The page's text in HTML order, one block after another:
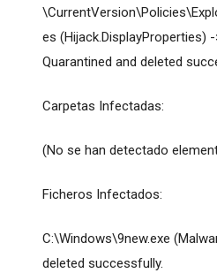
es (Hijack.DisplayProperties)
Quarantined and deleted
Carpetas Infectadas:
(No se han detectado
Ficheros Infectados:
C:\Windows\9new.exe
deleted successfully.